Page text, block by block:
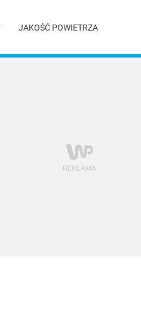
JAKOŚĆ POWIETRZA